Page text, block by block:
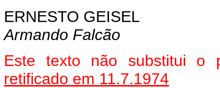
ERNESTO GEISEL
Armando Falcão
Este texto não substitui o
retificado em 11.7.1974